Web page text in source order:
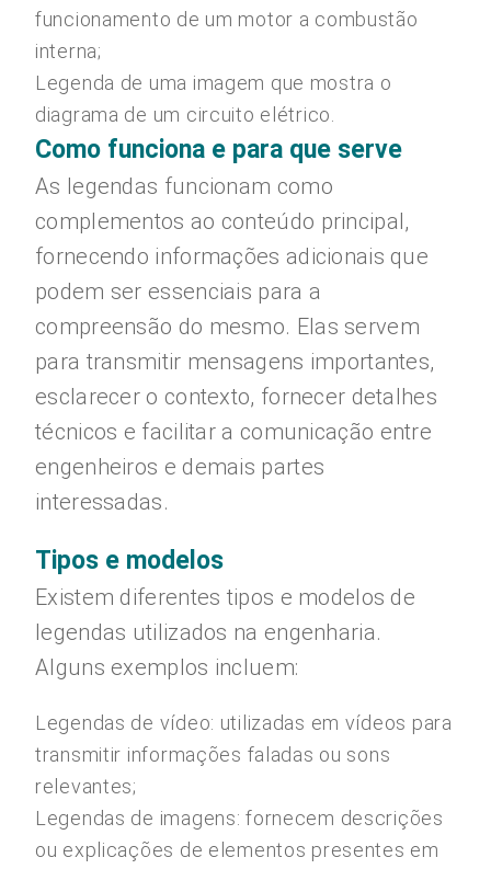
funcionamento de um motor a combustão
interna;
Legenda de uma imagem que mostra o
diagrama de um circuito elétrico.
Como funciona e para que serve
As legendas funcionam como
complementos ao conteúdo principal,
fornecendo informações adicionais que
podem ser essenciais para a
compreensão do mesmo. Elas servem
para transmitir mensagens importantes,
esclarecer o contexto, fornecer detalhes
técnicos e facilitar a comunicação entre
engenheiros e demais partes
interessadas.
Tipos e modelos
Existem diferentes tipos e modelos de
legendas utilizados na engenharia.
Alguns exemplos incluem:
Legendas de vídeo: utilizadas em vídeos para
transmitir informações faladas ou sons
relevantes;
Legendas de imagens: fornecem descrições
ou explicações de elementos presentes em